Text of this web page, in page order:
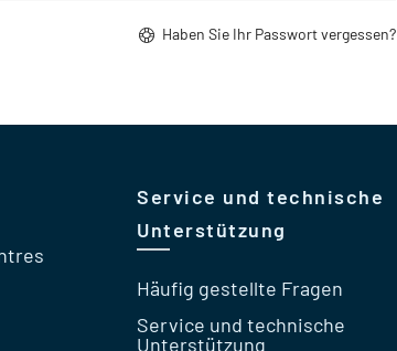
Haben Sie Ihr Passwort vergessen?
Service und technische
Unterstützung
Häufig gestellte Fragen
Service und technische
Unterstützung